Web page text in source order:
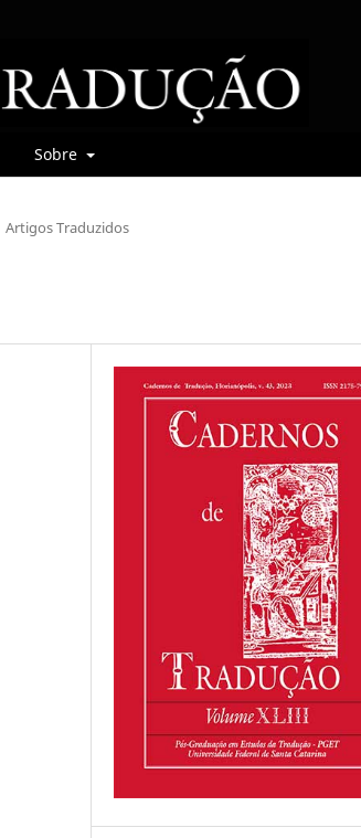
Sobre
Artigos Traduzidos